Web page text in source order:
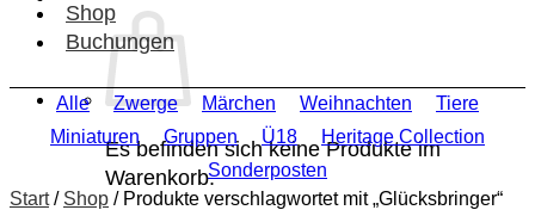
Es befinden sich keine Produkte im
Warenkorb.
Shop
Buchungen
Alle Zwerge Märchen Weihnachten
Tiere
Miniaturen
Gruppen Ü18
Heritage Collection
Sonderposten
Start / Shop /Produkte verschlagwortet mit „Glücksbringer“